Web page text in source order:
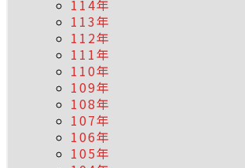
114年
113年
112年
111年
110年
109年
108年
107年
106年
105年